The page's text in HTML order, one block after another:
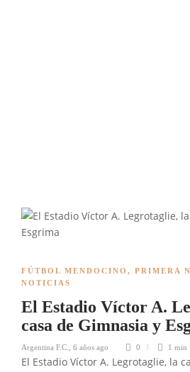
FÚTBOL MENDOCINO , PRIMERA
NOTICIAS
El Estadio Víctor A.
casa de Gimnasia y
Argentina F.C. 6 años ago 0 1 min
El Estadio Víctor A. Legrotaglie, la